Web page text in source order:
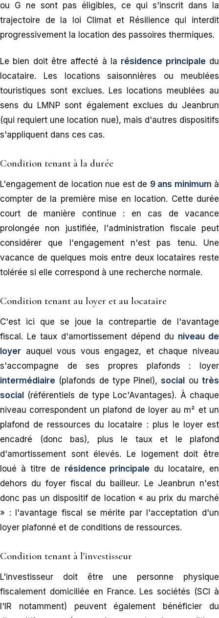
ou G ne sont pas éligibles, ce qui s'inscrit dans la
trajectoire de la loi Climat et Résilience qui interdit
progressivement la location des passoires thermiques.
Le bien doit être affecté à la résidence principale du
locataire. Les locations saisonnières ou meublées
touristiques sont exclues. Les locations meublées au
sens du LMNP sont également exclues du Jeanbrun
(qui requiert une location nue), mais d'autres dispositifs
s'appliquent dans ces cas.
Condition tenant à la durée
L'engagement de location nue est de 9 ans minimum à
compter de la première mise en location. Cette durée
court de manière continue : en cas de vacance
prolongée non justifiée, l'administration fiscale peut
considérer que l'engagement n'est pas tenu. Une
vacance de quelques mois entre deux locataires reste
tolérée si elle correspond à une recherche normale.
Condition tenant au loyer et au locataire
C'est ici que se joue la contrepartie de l'avantage
fiscal. Le taux d'amortissement dépend du niveau de
loyer auquel vous vous engagez, et chaque niveau
s'accompagne de ses propres plafonds : loyer
intermédiaire (plafonds de type Pinel),social outrès
social
(référentiels de type Loc'Avantages). À chaque
niveau correspondent un plafond de loyer au m² et un
plafond de ressources du locataire : plus le loyer est
encadré (donc bas), plus le taux et le plafond
d'amortissement sont élevés. Le logement doit être
loué à titre de résidence principale du locataire, en
dehors du foyer fiscal du bailleur. Le Jeanbrun n'est
donc pas un dispositif de location « au prix du marché
» : l'avantage fiscal se mérite par l'acceptation d'un
loyer plafonné et de conditions de ressources.
Condition tenant à l'investisseur
L'investisseur doit être une personne physique
fiscalement domiciliée en France. Les sociétés (SCI à
l'IR notamment) peuvent également bénéficier du